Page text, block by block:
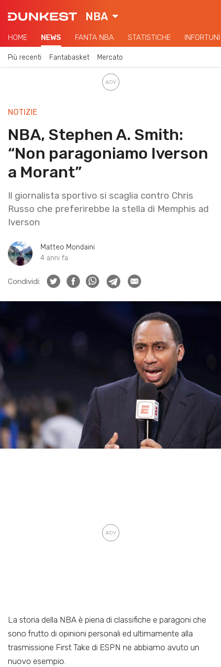
NBA
HOME NEWS FANTA NBA STATISTICHE INFORTUNI
Più recenti Fantabasket Mercato
NOTIZIE
NBA, Stephen A. Smith:
“Non paragoniamo Iverson
a Morant”
Il giornalista sportivo si scaglia contro Chris
Russo che preferirebbe la stella di Memphis ad
Iverson
Matteo Mondaini
4 anni fa
Condividi:
La storia della NBA è piena di classifiche e paragoni che
sono frutto di opinioni personali ed ultimamente alla
trasmissione First Take di ESPN ne abbiamo avuto un
nuovo esempio.